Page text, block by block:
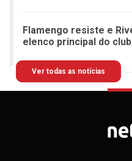
Flamengo resiste e
elenco principal do
Ver todas as notícias